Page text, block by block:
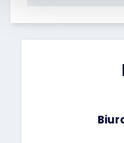
dotyczących